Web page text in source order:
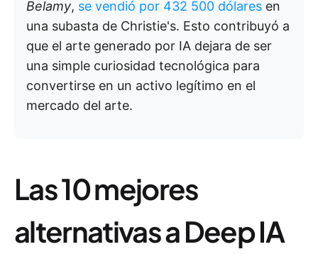
Belamy, se vendió por 432 500 dólares en
una subasta de Christie's. Esto contribuyó a
que el arte generado por IA dejara de ser
una simple curiosidad tecnológica para
convertirse en un activo legítimo en el
mercado del arte.
Las 10 mejores
alternativas a Deep IA